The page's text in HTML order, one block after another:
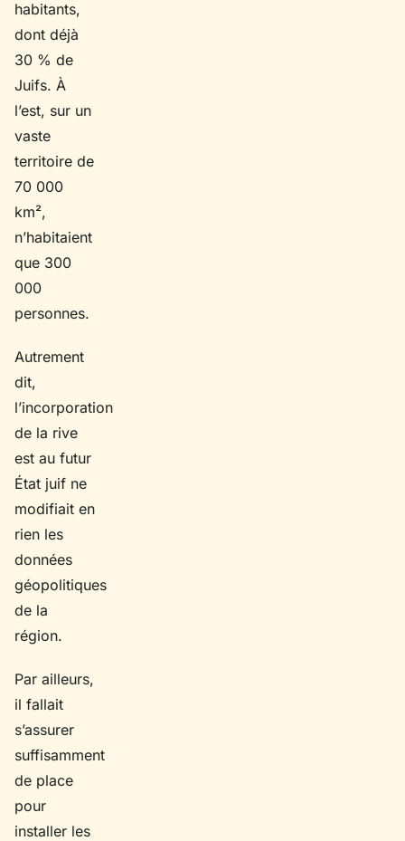
habitants,
dont déjà
30 % de
Juifs. À
l’est, sur un
vaste
territoire de
70 000
km²,
n’habitaient
que 300
000
personnes.
Autrement
dit,
l’incorporation
de la rive
est au futur
État juif ne
modifiait en
rien les
données
géopolitiques
de la
région.
Par ailleurs,
il fallait
s’assurer
suffisamment
de place
pour
installer les